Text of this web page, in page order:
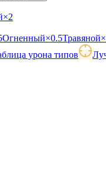
×2
Огненный×0.5Травяной
урона типов